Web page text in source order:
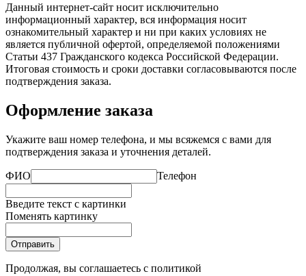
Данный интернет-сайт носит исключительно
информационный характер, вся информация носит
ознакомительный характер и ни при каких условиях не
является публичной офертой, определяемой положениями
Статьи 437 Гражданского кодекса Российской Федерации.
Итоговая стоимость и сроки доставки согласовываются после
подтверждения заказа.
Оформление заказа
Укажите ваш номер телефона, и мы всяжемся с вами для
подтверждения заказа и уточнения деталей.
ФИО Телефон
Введите текст с картинки
Поменять картинку
Отправить
Продолжая, вы соглашаетесь с политикой